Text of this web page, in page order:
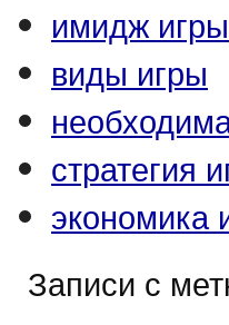
имидж игры
виды игры
стратегия
экономика
Записи с